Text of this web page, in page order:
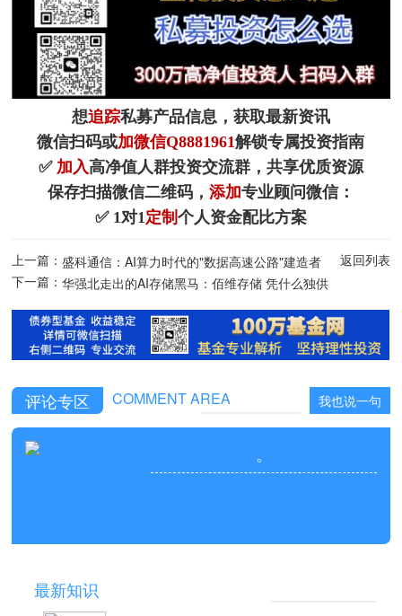
想追踪私募产品信息，获取最新资讯
微信扫码或加微信Q8881961解锁专属投资指南
✅ 加入高净值人群投资交流群，共享优质资源
保存扫描微信二维码， 添加专业顾问微信：
✅ 1对1 定制 个人资金配比方案
上一篇：盛科通信：AI算力时代的"数据高速公路"建造者
下一篇：华强北走出的AI存储黑马：佰维存储 凭什么独供
返回列表
评论专区 COMMENT AREA 我也说一句
。
最新知识